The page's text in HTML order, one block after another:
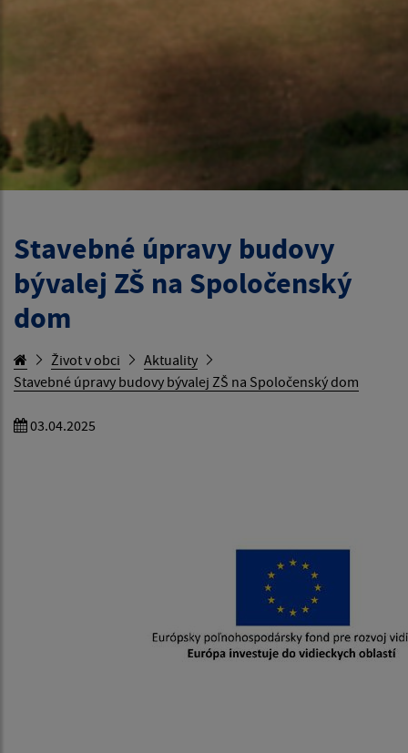
Stavebné úpravy budovy
bývalej ZŠ na Spoločenský
dom
Život v obci
Aktuality
Stavebné úpravy budovy bývalej ZŠ na Spoločenský dom
03.04.2025